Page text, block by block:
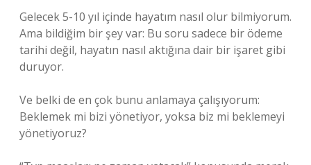
Gelecek 5-10 yıl içinde hayatım nasıl olur bilmiyorum.
Ama bildiğim bir şey var: Bu soru sadece bir ödeme
tarihi değil, hayatın nasıl aktığına dair bir işaret gibi
duruyor.
Ve belki de en çok bunu anlamaya çalışıyorum:
Beklemek mi bizi yönetiyor, yoksa biz mi beklemeyi
yönetiyoruz?